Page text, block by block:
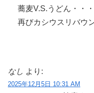
蕎麦V.S.うどん・・・
再びカシウスリバウ
なし より:
2025年12月5日 10:31 AM